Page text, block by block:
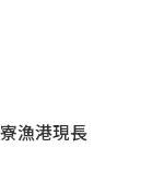
漁港現長